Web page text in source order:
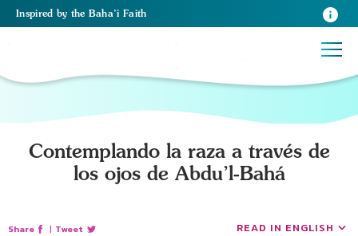
Inspired by the Baha’i Faith
Contemplando la raza a través de
los ojos de Abdu’l-Bahá
Share | Tweet READ IN ENGLISH